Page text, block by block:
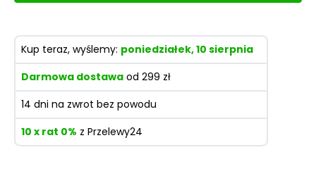
Kup teraz, wyślemy: poniedziałek, 10 sierpnia
Darmowa dostawa od 299 zł
14 dni na zwrot bez powodu
10 x rat 0% z Przelewy24